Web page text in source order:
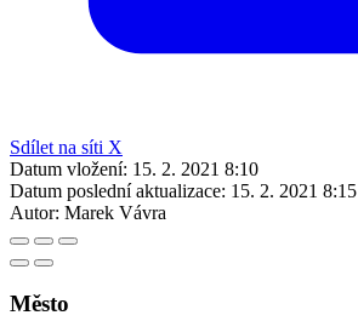
Sdílet na síti X
Datum vložení: 15. 2. 2021 8:10
Datum poslední aktualizace: 15. 2. 2021 8:15
Autor: Marek Vávra
Město